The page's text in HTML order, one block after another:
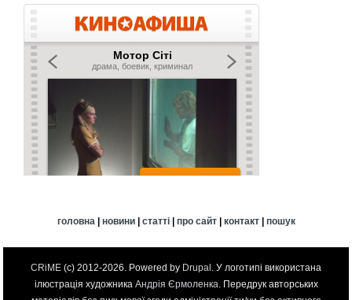
головна | новини| статті| про сайт| контакт| пошук
CRiME (c) 2012-2026. Powered by Drupal . У логотипі використана
ілюстрація художника Андрія Єрмоленка . Передрук авторських